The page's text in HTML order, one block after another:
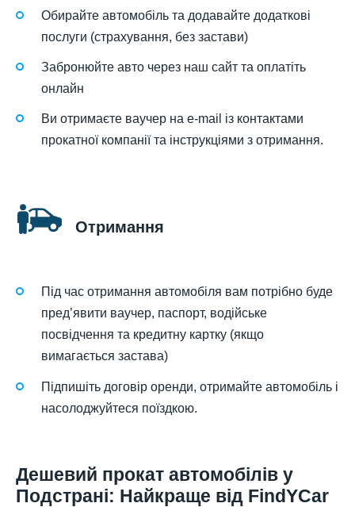
Обирайте автомобіль та додавайте додаткові
послуги (страхування, без застави)
Забронюйте авто через наш сайт та оплатіть
онлайн
Ви отримаєте ваучер на e-mail із контактами
прокатної компанії та інструкціями з отримання.
Отримання
Під час отримання автомобіля вам потрібно буде
пред’явити ваучер, паспорт, водійське
посвідчення та кредитну картку (якщо
вимагається застава)
Підпишіть договір оренди, отримайте автомобіль і
насолоджуйтеся поїздкою.
Дешевий прокат автомобілів у
Подстрані: Найкраще від FindYCar